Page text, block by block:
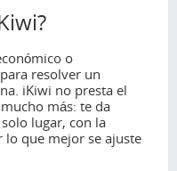
o
resolver un
iKiwi no presta el
más: te da
lugar, con la
que mejor se ajuste